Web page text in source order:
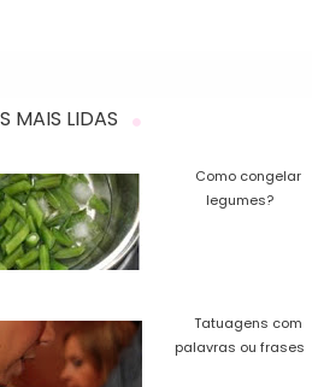
MAIS LIDAS
Como congelar
legumes?
Tatuagens com
palavras ou frases